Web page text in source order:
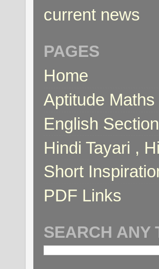
current news
PAGES
Home
Aptitude Maths
English Section
Hindi Tayari ,
Short
PDF Links
SEARCH ANY